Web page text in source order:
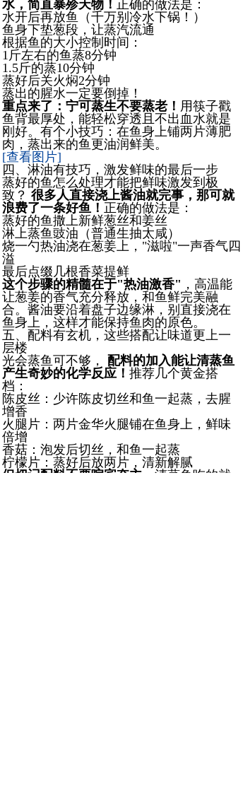
水，简直暴殄天物！ 正确的做法是：
水开后再放鱼（千万别冷水下锅！）
鱼身下垫葱段，让蒸汽流通
根据鱼的大小控制时间：
1斤左右的鱼蒸8分钟
1.5斤的蒸10分钟
蒸好后关火焖2分钟
蒸出的腥水一定要倒掉！
重点来了：宁可蒸生不要蒸老！ 用筷子戳
鱼背最厚处，能轻松穿透且不出血水就是
刚好。有个小技巧：在鱼身上铺两片薄肥
肉，蒸出来的鱼更油润鲜美。
[查看图片]
四、淋油有技巧，激发鲜味的最后一步
蒸好的鱼怎么处理才能把鲜味激发到极
致？ 很多人直接浇上酱油就完事，那可就
浪费了一条好鱼！ 正确的做法是：
蒸好的鱼撒上新鲜葱丝和姜丝
淋上蒸鱼豉油（普通生抽太咸）
烧一勺热油浇在葱姜上，"滋啦"一声香气四
溢
最后点缀几根香菜提鲜
这个步骤的精髓在于"热油激香" ，高温能
让葱姜的香气充分释放，和鱼鲜完美融
合。酱油要沿着盘子边缘淋，别直接浇在
鱼身上，这样才能保持鱼肉的原色。
五、配料有玄机，这些搭配让味道更上一
层楼
光会蒸鱼可不够， 配料的加入能让清蒸鱼
产生奇妙的化学反应！ 推荐几个黄金搭
档：
陈皮丝：少许陈皮切丝和鱼一起蒸，去腥
增香
火腿片：两片金华火腿铺在鱼身上，鲜味
倍增
香菇：泡发后切丝，和鱼一起蒸
柠檬片：蒸好后放两片，清新解腻
但切记配料不要喧宾夺主 ，清蒸鱼吃的就